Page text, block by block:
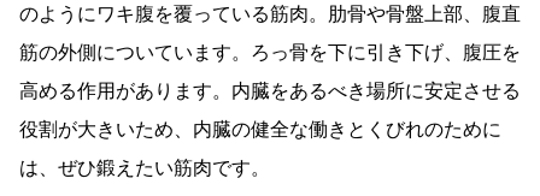
のようにワキ腹を覆っている筋肉。肋骨や骨盤上部、腹直
筋の外側についています。ろっ骨を下に引き下げ、腹圧を
高める作用があります。内臓をあるべき場所に安定させる
役割が大きいため、内臓の健全な働きとくびれのために
は、ぜひ鍛えたい筋肉です。